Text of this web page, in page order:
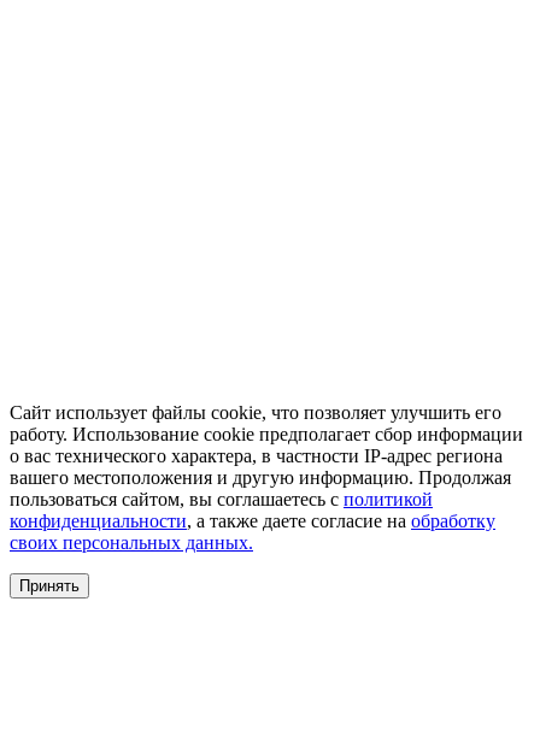
Сайт использует файлы cookie, что позволяет улучшить его
работу. Использование cookie предполагает сбор информации
о вас технического характера, в частности IP-адрес региона
вашего местоположения и другую информацию. Продолжая
пользоваться сайтом, вы соглашаетесь с политикой
конфиденциальности, а также даете согласие на обработку
своих персональных данных.
Принять